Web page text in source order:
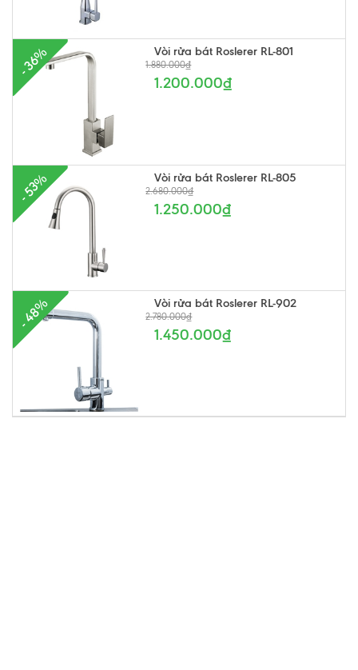
- 36% Vòi rửa bát Roslerer RL-801
1.880.000₫
1.200.000₫
- 53% Vòi rửa bát Roslerer RL-805
2.680.000₫
1.250.000₫
- 48% Vòi rửa bát Roslerer RL-902
2.780.000₫
1.450.000₫